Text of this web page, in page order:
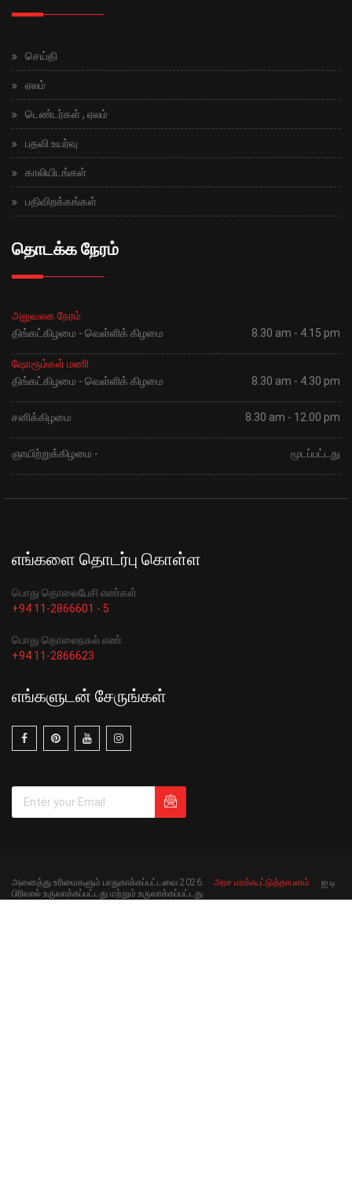
செய்தி
ஏலம்
டெண்டர்கள் , ஏலம்
பதவி உயர்வு
காலியிடங்கள்
பதிவிறக்கங்கள்
தொடக்க நேரம்
அலுவலக நேரம்
திங்கட்கிழமை - வெள்ளிக் கிழமை
8.30 am - 4.15 pm
ஷோரூம்கள் மணி
திங்கட்கிழமை - வெள்ளிக் கிழமை
8.30 am - 4.30 pm
சனிக்கிழமை 8.30 am - 12.00 pm
ஞாயிற்றுக்கிழமை - மூடப்பட்டது
எங்களை தொடர்பு கொள்ள
பொது தொலைபேசி எண்கள்
+94 11-2866601 - 5
பொது தொலைநகல் எண்
+94 11-2866623
எங்களுடன் சேருங்கள்
அனைத்து உரிமைகளும் பாதுகாக்கப்பட்டவை 2026. அரச மரக்கூட்டுத்தாபனம். ஐ.டி
பிரிவால் உருவாக்கப்பட்டது மற்றும் உருவாக்கப்பட்டது